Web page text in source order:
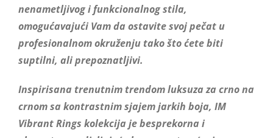
nenametljivog i funkcionalnog stila,
omogućavajući Vam da ostavite svoj pečat u
profesionalnom okruženju tako što ćete biti
suptilni, ali prepoznatljivi.
Inspirisana trenutnim trendom luksuza za crno na
crnom sa kontrastnim sjajem jarkih boja, IM
Vibrant Rings kolekcija je besprekorna i